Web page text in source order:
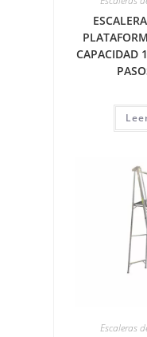
CAPACIDAD
Escaleras